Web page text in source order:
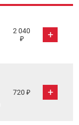
2 040
₽
+
720 ₽ +